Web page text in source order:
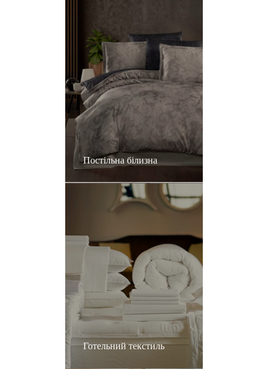
Постільна білизна
Готельний текстиль